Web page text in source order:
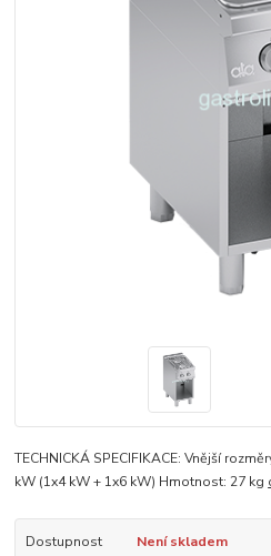
TECHNICKÁ SPECIFIKACE: Vnější
kW (1x4 kW + 1x6 kW) Hmotnost: 27 kg
Dostupnost Není skladem